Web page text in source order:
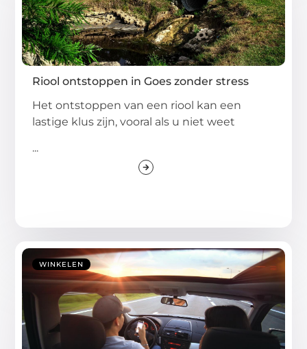
Riool ontstoppen in Goes zonder stress
Het ontstoppen van een riool kan een
lastige klus zijn, vooral als u niet weet
...
WINKELEN